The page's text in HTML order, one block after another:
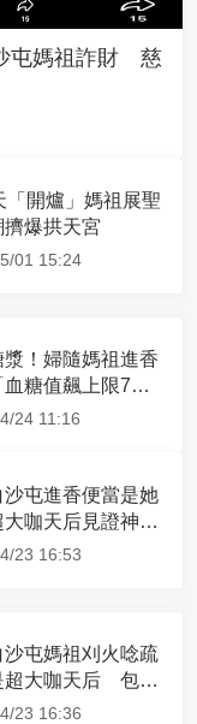
屯媽祖詐財 慈
「開爐」媽祖展聖
爆拱天宮
01 15:24
漿！婦隨媽祖進香
血糖值飆上限7
曝原因
24 11:16
沙屯進香便當是她
咖天后見證神
媽祖就爆哭
23 16:53
沙屯媽祖刈火唸疏
超大咖天后 包尿
時不喊累
23 16:36